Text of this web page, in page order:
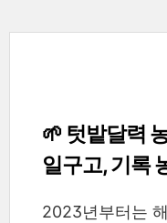
🌱 텃밭달력
일구고, 기록
2023년부터는